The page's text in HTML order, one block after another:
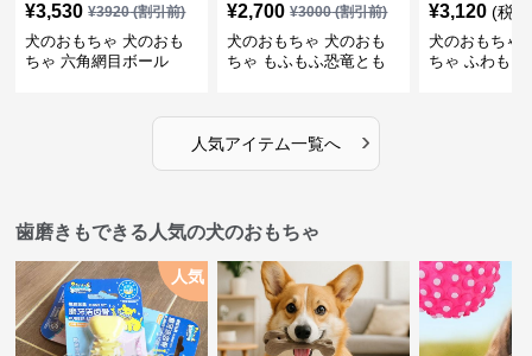
¥3,530 ¥3920(割引前)
犬のおもちゃ 犬のおも
ちゃ 六角網目ボール
¥2,700 ¥3000(割引前)
犬のおもちゃ 犬のおも
ちゃ もふもふ恐竜とも
¥3,120 (税
犬のおもちゃ
ちゃ ふわもこ
人気アイテム一覧へ ›
歯磨きもできる人気の犬のおもちゃ
人気